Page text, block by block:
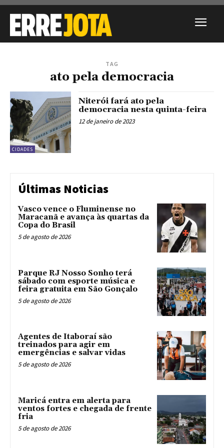
TAG
ato pela democracia
CIDADES
Niterói fará ato pela
democracia nesta quinta-feira
12 de janeiro de 2023
Últimas Noticias
Vasco vence o Fluminense no
Maracanã e avança às quartas da
Copa do Brasil
5 de agosto de 2026
Parque RJ Nosso Sonho terá
sábado com esporte música e
feira gratuita em São Gonçalo
5 de agosto de 2026
Agentes de Itaboraí são
treinados para agir em
emergências e salvar vidas
5 de agosto de 2026
Maricá entra em alerta para
ventos fortes e chegada de frente
fria
5 de agosto de 2026